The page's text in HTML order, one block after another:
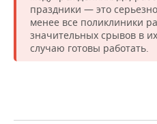
праздники — это
менее все поликлиники
значительных срывов в
случаю готовы работать.